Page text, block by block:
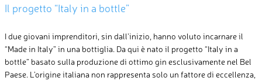
Il progetto “Italy in a bottle”
I due giovani imprenditori, sin dall’inizio, hanno voluto incarnare il
“Made in Italy” in una bottiglia. Da qui è nato il progetto “Italy in a
bottle” basato sulla produzione di ottimo gin esclusivamente nel Bel
Paese. L’origine italiana non rappresenta solo un fattore di eccellenza,